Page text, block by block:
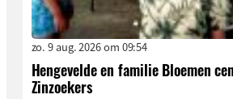
zo. 9 aug. 2026 om 09:54
Hengevelde en familie Bloemen
Zinzoekers